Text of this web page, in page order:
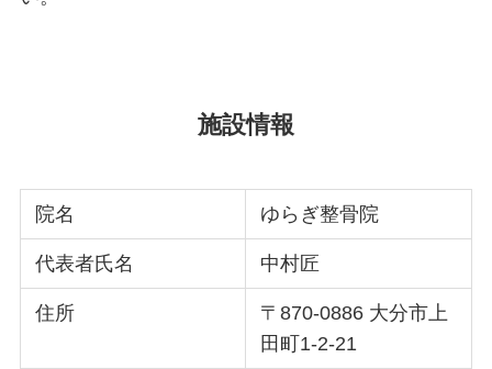
施設情報
院名 ゆらぎ整骨院
代表者氏名 中村匠
住所
〒870-0886 大分市上
田町1-2-21